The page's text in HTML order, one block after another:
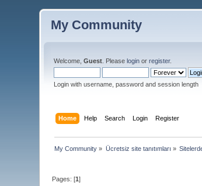
My Community
Welcome,Guest . Pleaselogin orregister.
Login with username, password and session length
Home Help Search Login Register
My Community » Ücretsiz site tanıtımları »
Pages: [1]